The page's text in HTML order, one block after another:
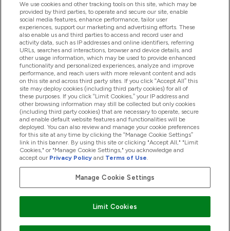
Palīdzība Un Informācija
Produkti
Informācija Par Uzņēmumu
Lojalitāte Un Bonusi
2026 The Hut.com Ltd
We use cookies and other tracking tools on this site, which may be
provided by third parties, to operate and secure our site, enable
social media features, enhance performance, tailor user
experiences, support our marketing and advertising efforts. These
also enable us and third parties to access and record user and
activity data, such as IP addresses and online identifiers, referring
URLs, searches and interactions, browser and device details, and
other usage information, which may be used to provide enhanced
functionality and personalized experiences, analyze and improve
performance, and reach users with more relevant content and ads
on this site and across third party sites. If you click “Accept All” this
site may deploy cookies (including third party cookies) for all of
these purposes. If you click “Limit Cookies,” your IP address and
other browsing information may still be collected but only cookies
(including third party cookies) that are necessary to operate, secure
and enable default website features and functionalities will be
deployed. You can also review and manage your cookie preferences
for this site at any time by clicking the “Manage Cookie Settings”
link in this banner. By using this site or clicking "Accept All," "Limit
Cookies," or "Manage Cookie Settings," you acknowledge and
accept our Privacy Policy and Terms of Use.
Manage Cookie Settings
Limit Cookies